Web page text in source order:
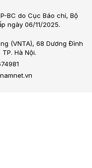
BC do Cục Báo chí, Bộ
ngày 06/11/2025.
(VNTA), 68 Dương Đình
Hà Nội.